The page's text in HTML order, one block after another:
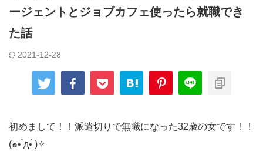
ージェントとジョブカフェ使ったら就職でき
た話
2021-12-28
初めまして！！派遣切りで無職になった32歳の女です！！
(๑• ̀д•́ )✧